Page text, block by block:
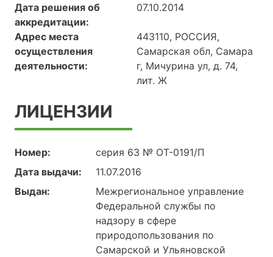
Дата решения об
аккредитации:
07.10.2014
Адрес места
осуществления
деятельности:
443110, РОССИЯ,
Самарская обл, Самара
г, Мичурина ул, д. 74,
лит. Ж
ЛИЦЕНЗИИ
Номер:
серия 63 № ОТ-0191/П
Дата выдачи:
11.07.2016
Выдан:
Межрегиональное управление
Федеральной службы по
надзору в сфере
природопользования по
Самарской и Ульяновской